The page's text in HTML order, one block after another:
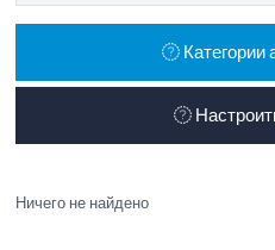
Категории
Ничего не найдено